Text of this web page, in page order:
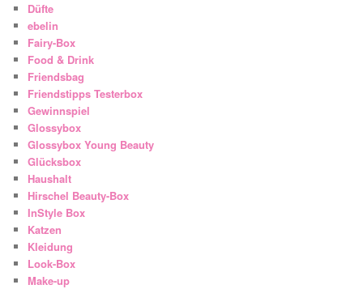
Düfte
ebelin
Fairy-Box
Food & Drink
Friendsbag
Friendstipps Testerbox
Gewinnspiel
Glossybox
Glossybox Young Beauty
Glücksbox
Haushalt
Hirschel Beauty-Box
InStyle Box
Katzen
Kleidung
Look-Box
Make-up